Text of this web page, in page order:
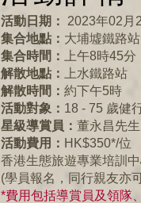
活動日期：
2023年02月
集合地點： 大埔墟鐵路站
集合時間：
上午8時45分
解散地點：
上水鐵路站
解散時間： 約下午5時
活動對象： 18 - 75 歲健
星級導賞員： 董永昌先
活動費用： HK$350*/位
香港生態旅遊專業培訓
(學員報名，同行親友亦
*費用包括導賞員及領隊